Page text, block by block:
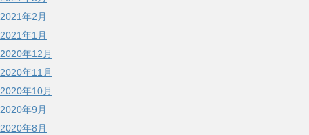
2021年2月
2021年1月
2020年12月
2020年11月
2020年10月
2020年9月
2020年8月